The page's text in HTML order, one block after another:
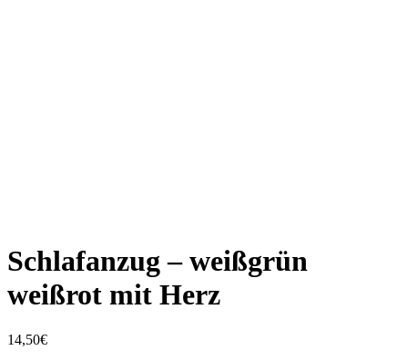
Schlafanzug – weißgrün
weißrot mit Herz
14,50€